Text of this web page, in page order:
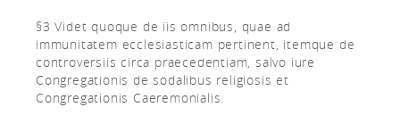
§3 Videt quoque de iis omnibus, quae ad
immunitatem ecclesiasticam pertinent, itemque de
controversiis circa praecedentiam, salvo iure
Congregationis de sodalibus religiosis et
Congregationis Caeremonialis.